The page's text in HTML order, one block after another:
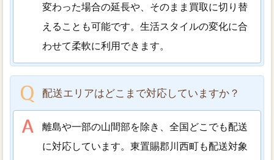
変わった場合の延長や、そのまま買取に切り替
えることも可能です。生活スタイルの変化に合
わせて柔軟に利用できます。
配送エリアはどこまで対応していますか？
離島や一部の山間部を除き、全国どこでも配送
に対応しています。東置賜郡川西町も配送対象